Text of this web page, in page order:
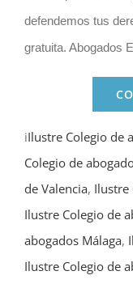
defendemos tus
gratuita. Abogados
iIlustre Colegio de
Colegio de
de Valencia, Ilustre
Ilustre Colegio de
abogados Málaga,
Ilustre Colegio de